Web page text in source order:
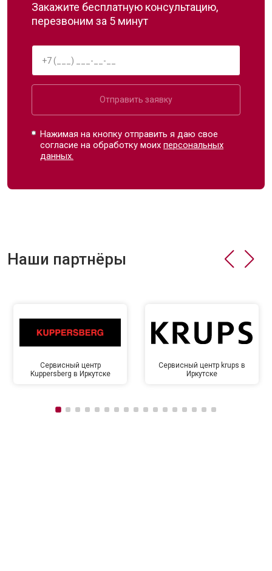
Закажите бесплатную консультацию,
перезвоним за 5 минут
Отправить заявку
Нажимая на кнопку отправить я даю свое
согласие на обработку моихперсональных
данных.
Наши партнёры
Сервисный центр
Kuppersberg в Иркутске
Сервисный центр krups в
Иркутске